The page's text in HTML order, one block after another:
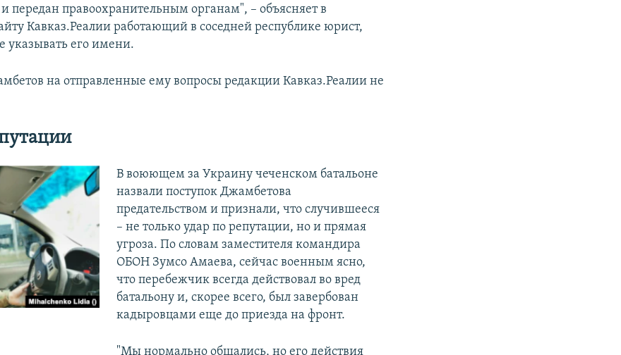
передан правоохранительным органам", – объясняет в
Кавказ.Реалии работающий в соседней республике юрист,
указывать его имени.
на отправленные ему вопросы редакции Кавказ.Реалии не
В воюющем за Украину чеченском батальоне
назвали поступок Джамбетова
предательством и признали, что случившееся
– не только удар по репутации, но и прямая
угроза. По словам заместителя командира
ОБОН Зумсо Амаева, сейчас военным ясно,
что перебежчик всегда действовал во вред
батальону и, скорее всего, был завербован
кадыровцами еще до приезда на фронт.
"Мы нормально общались, но его действия